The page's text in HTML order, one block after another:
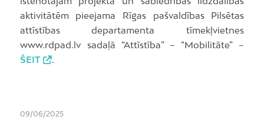
aktivitātēm pieejama Rīgas pašvaldības Pilsētas
attīstības departamenta tīmekļvietnes
www.rdpad.lv sadaļā “Attīstība” – “Mobilitāte” –
ŠEIT
.
09/06/2025